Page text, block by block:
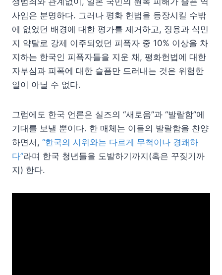
사임은 분명하다. 그러나 평화 헌법을 등장시킬 수밖
에 없었던 배경에 대한 평가를 제거하고, 징용과 식민
지 약탈로 강제 이주되었던 피폭자 중 10% 이상을 차
지하는 한국인 피폭자들을 지운 채, 평화헌법에 대한
자부심과 피폭에 대한 슬픔만 드러내는 것은 위험한
일이 아닐 수 없다.
그럼에도 한국 언론은 실즈의 “새로움”과 “발랄함”에
기대를 보낼 뿐이다. 한 매체는 이들의 발랄함을 찬양
하면서, “한국의 시위와는 다르게 무척이나 경쾌하
다”라며 한국 청년들을 도발하기까지(혹은 꾸짖기까
지) 한다.